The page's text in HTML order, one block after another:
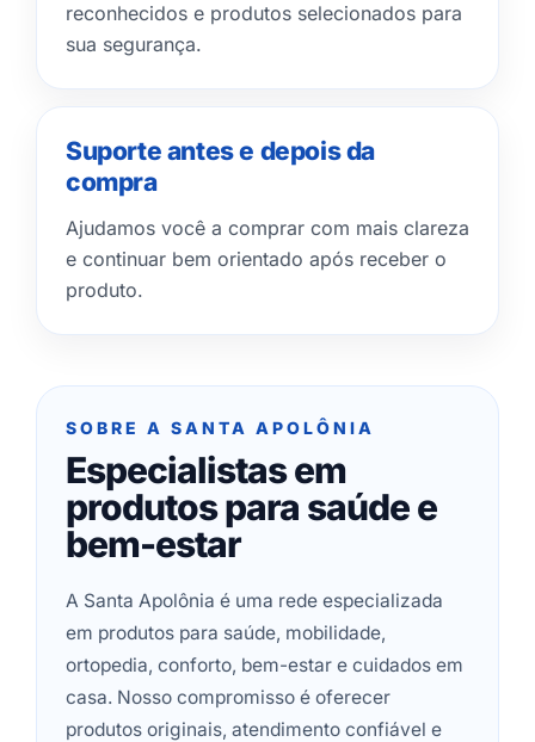
reconhecidos e produtos selecionados para
sua segurança.
Suporte antes e depois da
compra
Ajudamos você a comprar com mais clareza
e continuar bem orientado após receber o
produto.
SOBRE A SANTA APOLÔNIA
Especialistas em
produtos para saúde e
bem-estar
A Santa Apolônia é uma rede especializada
em produtos para saúde, mobilidade,
ortopedia, conforto, bem-estar e cuidados em
casa. Nosso compromisso é oferecer
produtos originais, atendimento confiável e